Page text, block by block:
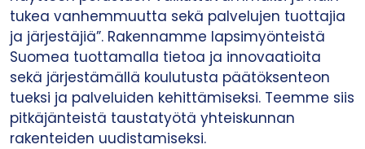
tukea vanhemmuutta sekä palvelujen tuottajia
ja järjestäjiä”. Rakennamme lapsimyönteistä
Suomea tuottamalla tietoa ja innovaatioita
sekä järjestämällä koulutusta päätöksenteon
tueksi ja palveluiden kehittämiseksi. Teemme siis
pitkäjänteistä taustatyötä yhteiskunnan
rakenteiden uudistamiseksi.